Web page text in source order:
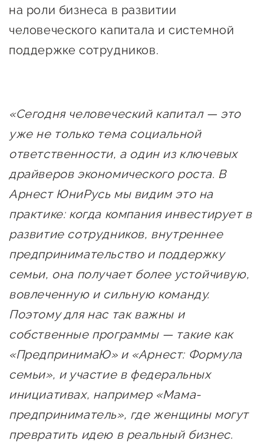
на роли бизнеса в развитии
человеческого капитала и системной
поддержке сотрудников.
«Сегодня человеческий капитал — это
уже не только тема социальной
ответственности, а один из ключевых
драйверов экономического роста. В
Арнест ЮниРусь мы видим это на
практике: когда компания инвестирует в
развитие сотрудников, внутреннее
предпринимательство и поддержку
семьи, она получает более устойчивую,
вовлеченную и сильную команду.
Поэтому для нас так важны и
собственные программы — такие как
«ПредпринимаЮ» и «Арнест: Формула
семьи», и участие в федеральных
инициативах, например «Мама-
предприниматель», где женщины могут
превратить идею в реальный бизнес.